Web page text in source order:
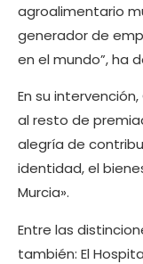
agroalimentario
generador de
en el mundo”, ha
En su
al resto de
alegría de
identidad, el
Murcia».
Entre las
también: El